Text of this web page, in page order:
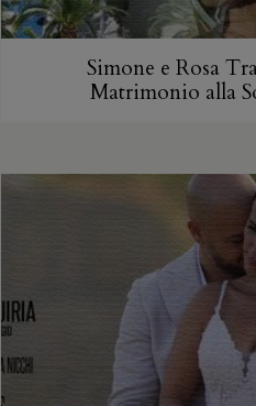
Simone e Rosa
Matrimonio alla